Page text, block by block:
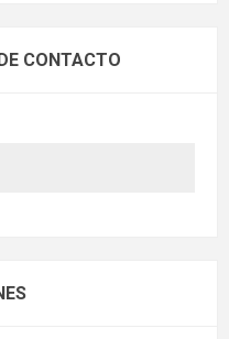
CONTACTO